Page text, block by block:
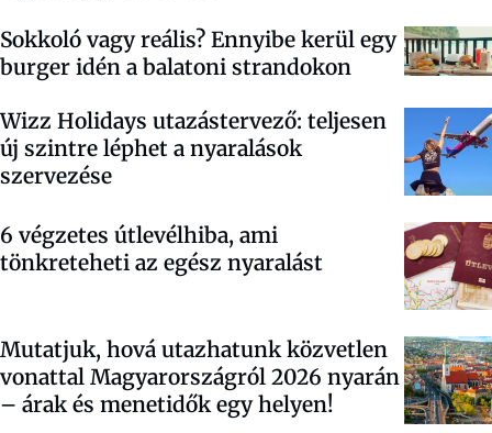
Sokkoló vagy reális? Ennyibe kerül egy
burger idén a balatoni strandokon
Wizz Holidays utazástervező: teljesen
új szintre léphet a nyaralások
szervezése
6 végzetes útlevélhiba, ami
tönkreteheti az egész nyaralást
Mutatjuk, hová utazhatunk közvetlen
vonattal Magyarországról 2026 nyarán
– árak és menetidők egy helyen!